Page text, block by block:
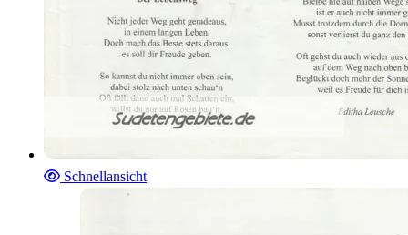
Schnellansicht